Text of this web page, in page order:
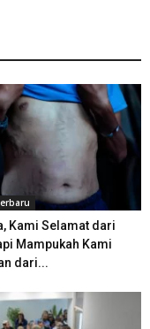
Kami Selamat dari
Mampukah Kami
dari...